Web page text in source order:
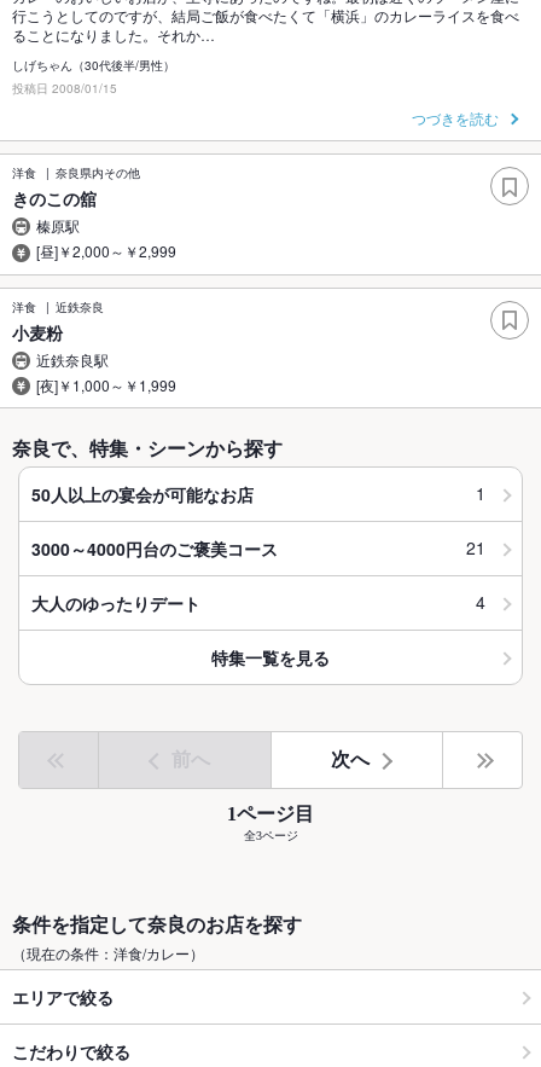
行こうとしてのですが、結局ご飯が食べたくて「横浜」のカレーライスを食べ
ることになりました。それか…
しげちゃん（30代後半/男性）
投稿日 2008/01/15
つづきを読む
洋食 奈良県内その他
きのこの舘
榛原駅
[昼]￥2,000～￥2,999
洋食 近鉄奈良
小麦粉
近鉄奈良駅
[夜]￥1,000～￥1,999
奈良で、特集・シーンから探す
50人以上の宴会が可能なお店 1
3000～4000円台のご褒美コース 21
大人のゆったりデート 4
特集一覧を見る
前へ 次へ
1ページ目
全3ページ
条件を指定して奈良のお店を探す
（現在の条件：洋食/カレー）
エリアで絞る
こだわりで絞る